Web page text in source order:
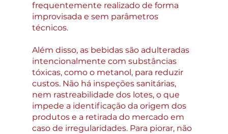
frequentemente realizado de forma
improvisada e sem parâmetros
técnicos.
Além disso, as bebidas são adulteradas
intencionalmente com substâncias
tóxicas, como o metanol, para reduzir
custos. Não há inspeções sanitárias,
nem rastreabilidade dos lotes, o que
impede a identificação da origem dos
produtos e a retirada do mercado em
caso de irregularidades. Para piorar, não